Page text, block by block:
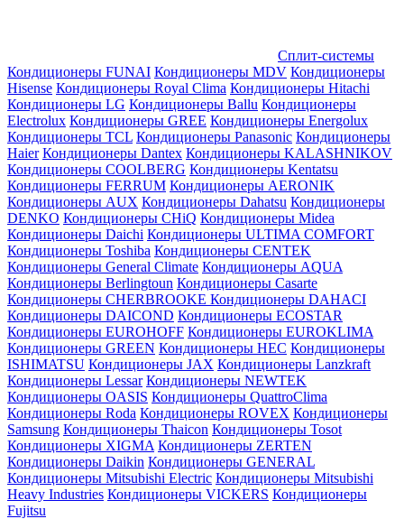
Сплит-системы
Кондиционеры FUNAI Кондиционеры MDV Кондиционеры
Hisense Кондиционеры Royal Clima Кондиционеры Hitachi
Кондиционеры LG Кондиционеры Ballu Кондиционеры
Electrolux Кондиционеры GREE Кондиционеры Energolux
Кондиционеры TCL Кондиционеры Panasonic Кондиционеры
Haier Кондиционеры Dantex Кондиционеры KALASHNIKOV
Кондиционеры СOOLBERG Кондиционеры Kentatsu
Кондиционеры FERRUM Кондиционеры AERONIK
Кондиционеры AUX Кондиционеры Dahatsu Кондиционеры
DENKO Кондиционеры CHiQ Кондиционеры Midea
Кондиционеры Daichi Кондиционеры ULTIMA COMFORT
Кондиционеры Toshiba Кондиционеры CENTEK
Кондиционеры General Climate Кондиционеры AQUA
Кондиционеры Berlingtoun Кондиционеры Casarte
Кондиционеры CHERBROOKE Кондиционеры DAHACI
Кондиционеры DAICOND Кондиционеры ECOSTAR
Кондиционеры EUROHOFF Кондиционеры EUROKLIMA
Кондиционеры GREEN Кондиционеры HEC Кондиционеры
ISHIMATSU Кондиционеры JAX Кондиционеры Lanzkraft
Кондиционеры Lessar Кондиционеры NEWTEK
Кондиционеры OASIS Кондиционеры QuattroClima
Кондиционеры Roda Кондиционеры ROVEX Кондиционеры
Samsung Кондиционеры Thaicon Кондиционеры Tosot
Кондиционеры XIGMA Кондиционеры ZERTEN
Кондиционеры Daikin Кондиционеры GENERAL
Кондиционеры Mitsubishi Electric Кондиционеры Mitsubishi
Heavy Industries Кондиционеры VICKERS Кондиционеры
Fujitsu